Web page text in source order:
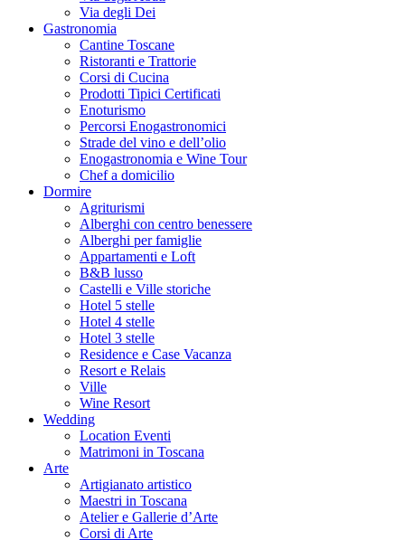
Via degli Dei
Gastronomia
Cantine Toscane
Ristoranti e Trattorie
Corsi di Cucina
Prodotti Tipici Certificati
Enoturismo
Percorsi Enogastronomici
Strade del vino e dell’olio
Enogastronomia e Wine Tour
Chef a domicilio
Dormire
Agriturismi
Alberghi con centro benessere
Alberghi per famiglie
Appartamenti e Loft
B&B lusso
Castelli e Ville storiche
Hotel 5 stelle
Hotel 4 stelle
Hotel 3 stelle
Residence e Case Vacanza
Resort e Relais
Ville
Wine Resort
Wedding
Location Eventi
Matrimoni in Toscana
Arte
Artigianato artistico
Maestri in Toscana
Atelier e Gallerie d’Arte
Corsi di Arte